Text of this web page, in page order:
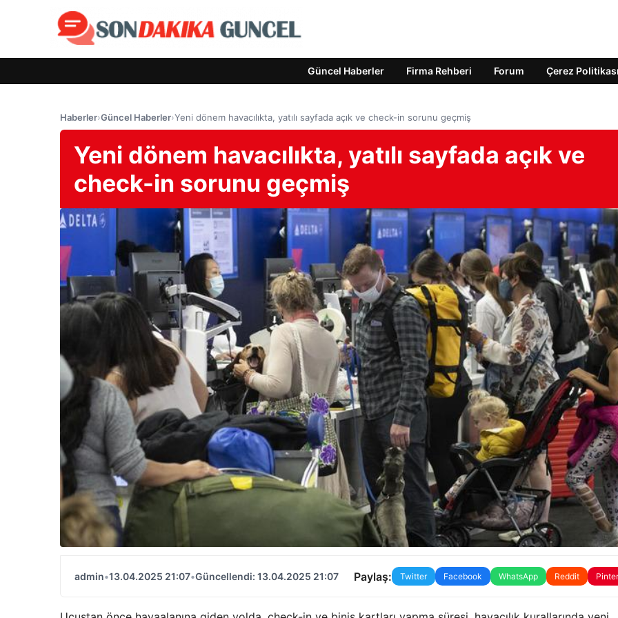
Güncel Haberler Firma Rehberi Forum Çerez Politikası
Haberler›Güncel Haberler›Yeni dönem havacılıkta, yatılı sayfada açık ve check-in sorunu geçmiş
Yeni dönem havacılıkta, yatılı sayfada açık ve
check-in sorunu geçmiş
admin•13.04.2025 21:07•Güncellendi: 13.04.2025 21:07 Paylaş: Twitter Facebook WhatsApp Reddit